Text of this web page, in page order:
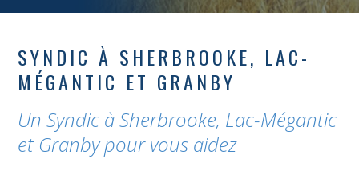
SYNDIC À SHERBROOKE, LAC-
MÉGANTIC ET GRANBY
Un Syndic à Sherbrooke, Lac-Mégantic
et Granby pour vous aidez